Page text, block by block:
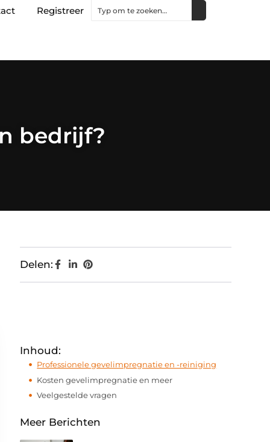
Registreer
bedrijf?
Delen:
Inhoud:
Professionele gevelimpregnatie en -reiniging
Kosten gevelimpregnatie en meer
Veelgestelde vragen
Meer Berichten